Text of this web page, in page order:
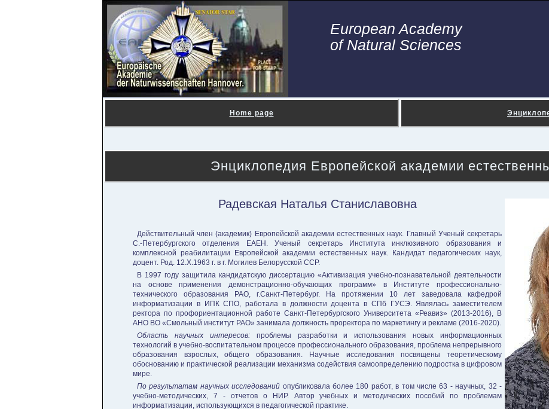
European Academy
of Natural Sciences
Home page
Энциклопедия Европейской академии
Радевская Наталья Станиславовна
Действительный член (академик) Европейской академии естественных наук. Главный Ученый секретарь
С.-Петербургского отделения ЕАЕН. Ученый секретарь Института инклюзивного образования и
комплексной реабилитации Европейской академии естественных наук. Кандидат педагогических наук,
доцент. Род. 12.X.1963 г. в г. Могилев Белорусской ССР.
В 1997 году защитила кандидатскую диссертацию «Активизация учебно-познавательной деятельности
на основе применения демонстрационно-обучающих программ» в Институте профессионально-
технического образования РАО, г.Санкт-Петербург. На протяжении 10 лет заведовала кафедрой
информатизации в ИПК СПО, работала в должности доцента в СПб ГУСЭ. Являлась заместителем
ректора по профориентационной работе Санкт-Петербургского Университета «Реавиз» (2013-2016), В
АНО ВО «Смольный институт РАО» занимала должность проректора по маркетингу и рекламе (2016-2020).
Область научных интересов: проблемы разработки и использования новых информационных
технологий в учебно-воспитательном процессе профессионального образования, проблема непрерывного
образования взрослых, общего образования. Научные исследования посвящены теоретическому
обоснованию и практической реализации механизма содействия самоопределению подростка в цифровом
мире.
По результатам научных исследований опубликовала более 180 работ, в том числе 63 - научных, 32 -
учебно-методических, 7 - отчетов о НИР. Автор учебных и методических пособий по проблемам
информатизации, использующихся в педагогической практике.